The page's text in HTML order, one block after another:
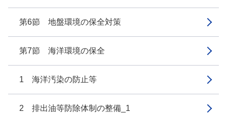
第6節 地盤環境の保全対策
第7節 海洋環境の保全
1 海洋汚染の防止等
2 排出油等防除体制の整備_1